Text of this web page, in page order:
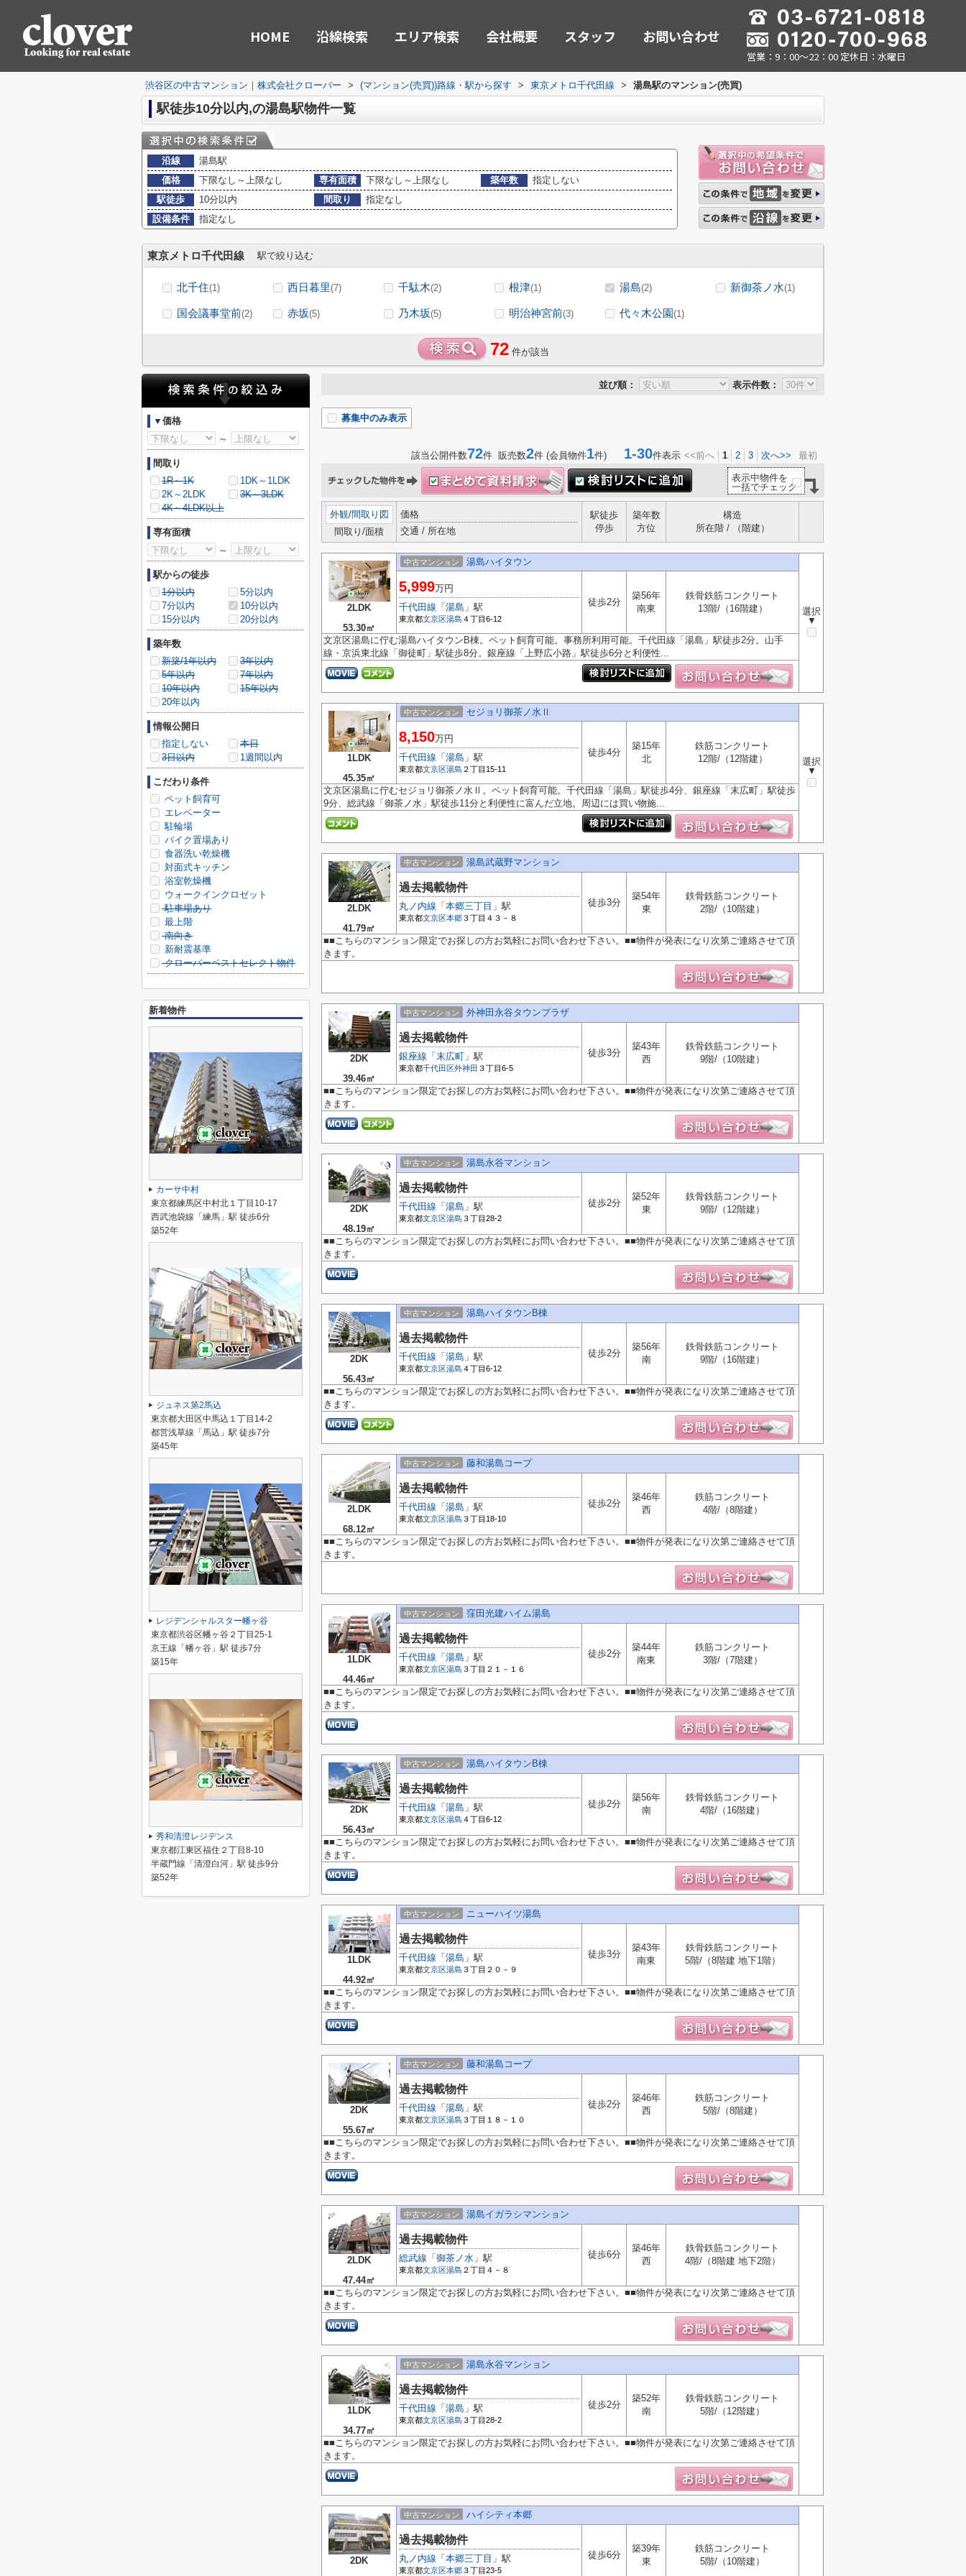
HOME 沿線検索 エリア検索 会社概要 スタッフ お問い合わせ
営業：9：00～22：00 定休日：水曜日
渋谷区の中古マンション｜株式会社クローバー > (マンション(売買))路線・駅から探す > 東京メトロ千代田線 > 湯島駅のマンション(売買)
駅徒歩10分以内,の湯島駅物件一覧
沿線
湯島駅
価格
下限なし～上限なし 専有面積 下限なし～上限なし 築年数
指定しない
駅徒歩
10分以内 間取り
指定なし
設備条件
指定なし
東京メトロ千代田線 駅で絞り込む
北千住(1) 西日暮里(7) 千駄木(2) 根津(1) 湯島(2) 新御茶ノ水(1)
国会議事堂前(2) 赤坂(5) 乃木坂(5) 明治神宮前(3) 代々木公園(1)
72 件が該当
並び順： 表示件数：
募集中のみ表示
該当公開件数72件 販売数2件 (会員物件1件) 1-30件表示 <<前へ 1 2 3 次へ>> 最初
表示中物件を
一括でチェック
外観/間取り図
間取り/面積
価格
交通 / 所在地
駅徒歩
停歩
築年数
方位
構造
所在階 / （階建）
2LDK
53.30㎡
中古マンション 湯島ハイタウン
選択
▼
5,999万円
千代田線 「 湯島 」駅
東京都文京区湯島 ４丁目6-12
徒歩2分
築56年
南東
鉄骨鉄筋コンクリート
13階/（16階建）
文京区湯島に佇む湯島ハイタウンB棟。ペット飼育可能。事務所利用可能。千代田線「湯島」駅徒歩2分。山手
線・京浜東北線「御徒町」駅徒歩8分。銀座線「上野広小路」駅徒歩6分と利便性...
1LDK
45.35㎡
中古マンション セジョリ御茶ノ水Ⅱ
選択
▼
8,150万円
千代田線 「 湯島 」駅
東京都文京区湯島 ２丁目15-11
徒歩4分
築15年
北
鉄筋コンクリート
12階/（12階建）
文京区湯島に佇むセジョリ御茶ノ水Ⅱ。ペット飼育可能。千代田線「湯島」駅徒歩4分、銀座線「末広町」駅徒歩
9分、総武線「御茶ノ水」駅徒歩11分と利便性に富んだ立地。周辺には買い物施...
2LDK
41.79㎡
中古マンション 湯島武蔵野マンション
過去掲載物件
丸ノ内線 「 本郷三丁目 」駅
東京都文京区本郷３丁目４３－８
徒歩3分
築54年
東
鉄骨鉄筋コンクリート
2階/（10階建）
■■こちらのマンション限定でお探しの方お気軽にお問い合わせ下さい。■■物件が発表になり次第ご連絡させて頂
きます。
2DK
39.46㎡
中古マンション 外神田永谷タウンプラザ
過去掲載物件
銀座線 「 末広町 」駅
東京都千代田区外神田 ３丁目6-5
徒歩3分
築43年
西
鉄骨鉄筋コンクリート
9階/（10階建）
■■こちらのマンション限定でお探しの方お気軽にお問い合わせ下さい。■■物件が発表になり次第ご連絡させて頂
きます。
2DK
48.19㎡
中古マンション 湯島永谷マンション
過去掲載物件
千代田線 「 湯島 」駅
東京都文京区湯島 ３丁目28-2
徒歩2分
築52年
東
鉄骨鉄筋コンクリート
9階/（12階建）
■■こちらのマンション限定でお探しの方お気軽にお問い合わせ下さい。■■物件が発表になり次第ご連絡させて頂
きます。
2DK
56.43㎡
中古マンション 湯島ハイタウンB棟
過去掲載物件
千代田線 「 湯島 」駅
東京都文京区湯島 ４丁目6-12
徒歩2分
築56年
南
鉄骨鉄筋コンクリート
9階/（16階建）
■■こちらのマンション限定でお探しの方お気軽にお問い合わせ下さい。■■物件が発表になり次第ご連絡させて頂
きます。
2LDK
68.12㎡
中古マンション 藤和湯島コープ
過去掲載物件
千代田線 「 湯島 」駅
東京都文京区湯島 ３丁目18-10
徒歩2分
築46年
西
鉄筋コンクリート
4階/（8階建）
■■こちらのマンション限定でお探しの方お気軽にお問い合わせ下さい。■■物件が発表になり次第ご連絡させて頂
きます。
1LDK
44.46㎡
中古マンション 窪田光建ハイム湯島
過去掲載物件
千代田線 「 湯島 」駅
東京都文京区湯島 ３丁目２１－１６
徒歩2分
築44年
南東
鉄筋コンクリート
3階/（7階建）
■■こちらのマンション限定でお探しの方お気軽にお問い合わせ下さい。■■物件が発表になり次第ご連絡させて頂
きます。
2DK
56.43㎡
中古マンション 湯島ハイタウンB棟
過去掲載物件
千代田線 「 湯島 」駅
東京都文京区湯島 ４丁目6-12
徒歩2分
築56年
南
鉄骨鉄筋コンクリート
4階/（16階建）
■■こちらのマンション限定でお探しの方お気軽にお問い合わせ下さい。■■物件が発表になり次第ご連絡させて頂
きます。
1LDK
44.92㎡
中古マンション ニューハイツ湯島
過去掲載物件
千代田線 「 湯島 」駅
東京都文京区湯島 ３丁目２０－９
徒歩3分
築43年
南東
鉄骨鉄筋コンクリート
5階/（8階建 地下1階）
■■こちらのマンション限定でお探しの方お気軽にお問い合わせ下さい。■■物件が発表になり次第ご連絡させて頂
きます。
2DK
55.67㎡
中古マンション 藤和湯島コープ
過去掲載物件
千代田線 「 湯島 」駅
東京都文京区湯島 ３丁目１８－１０
徒歩2分
築46年
西
鉄筋コンクリート
5階/（8階建）
■■こちらのマンション限定でお探しの方お気軽にお問い合わせ下さい。■■物件が発表になり次第ご連絡させて頂
きます。
2LDK
47.44㎡
中古マンション 湯島イガラシマンション
過去掲載物件
総武線 「 御茶ノ水 」駅
東京都文京区湯島 ２丁目４－８
徒歩6分
築46年
西
鉄骨鉄筋コンクリート
4階/（8階建 地下2階）
■■こちらのマンション限定でお探しの方お気軽にお問い合わせ下さい。■■物件が発表になり次第ご連絡させて頂
きます。
1LDK
34.77㎡
中古マンション 湯島永谷マンション
過去掲載物件
千代田線 「 湯島 」駅
東京都文京区湯島 ３丁目28-2
徒歩2分
築52年
南
鉄骨鉄筋コンクリート
5階/（12階建）
■■こちらのマンション限定でお探しの方お気軽にお問い合わせ下さい。■■物件が発表になり次第ご連絡させて頂
きます。
2DK
中古マンション ハイシティ本郷
過去掲載物件
丸ノ内線 「 本郷三丁目 」駅
東京都文京区本郷３丁目23-5
徒歩6分
築39年
東
鉄筋コンクリート
5階/（10階建）
▼価格
～
間取り
1R～1K
1DK～1LDK
2K～2LDK
3K～3LDK
4K～4LDK以上
専有面積
～
駅からの徒歩
1分以内
5分以内
7分以内
10分以内
15分以内
20分以内
築年数
新築/1年以内
3年以内
5年以内
7年以内
10年以内
15年以内
20年以内
情報公開日
指定しない
本日
3日以内
1週間以内
こだわり条件
ペット飼育可
エレベーター
駐輪場
バイク置場あり
食器洗い乾燥機
対面式キッチン
浴室乾燥機
ウォークインクロゼット
駐車場あり
最上階
南向き
新耐震基準
クローバーベストセレクト物件
新着物件
カーサ中村
東京都練馬区中村北１丁目10-17
西武池袋線「練馬」駅 徒歩6分
築52年
ジュネス第2馬込
東京都大田区中馬込１丁目14-2
都営浅草線「馬込」駅 徒歩7分
築45年
レジデンシャルスター幡ヶ谷
東京都渋谷区幡ヶ谷２丁目25-1
京王線「幡ヶ谷」駅 徒歩7分
築15年
秀和清澄レジデンス
東京都江東区福住２丁目8-10
半蔵門線「清澄白河」駅 徒歩9分
築52年